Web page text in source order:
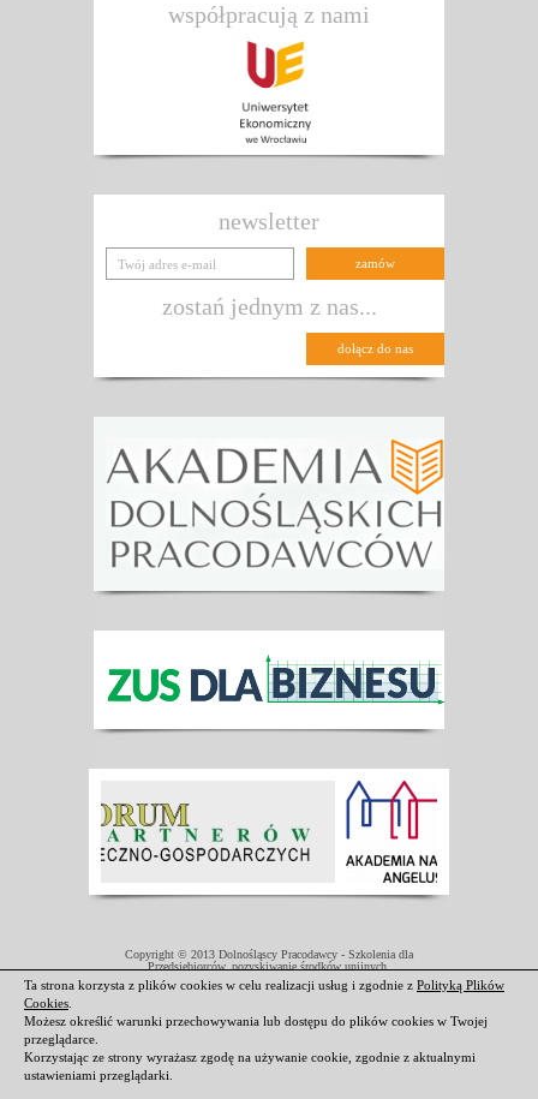
współpracują z nami
newsletter
zostań jednym z nas...
Copyright © 2013 Dolnośląscy Pracodawcy - Szkolenia dla
Przedsiębiorców, pozyskiwanie środków unijnych.
Projekt współfinansowany przez Unię Europejską w ramach Europejskiego
Funduszu Społecznego.
Ta strona korzysta z plików cookies w celu realizacji usług i zgodnie z Polityką Plików
Cookies
Możesz określić warunki przechowywania lub dostępu do plików cookies w Twojej
przeglądarce.
Korzystając ze strony wyrażasz zgodę na używanie cookie, zgodnie z aktualnymi
ustawieniami przeglądarki.